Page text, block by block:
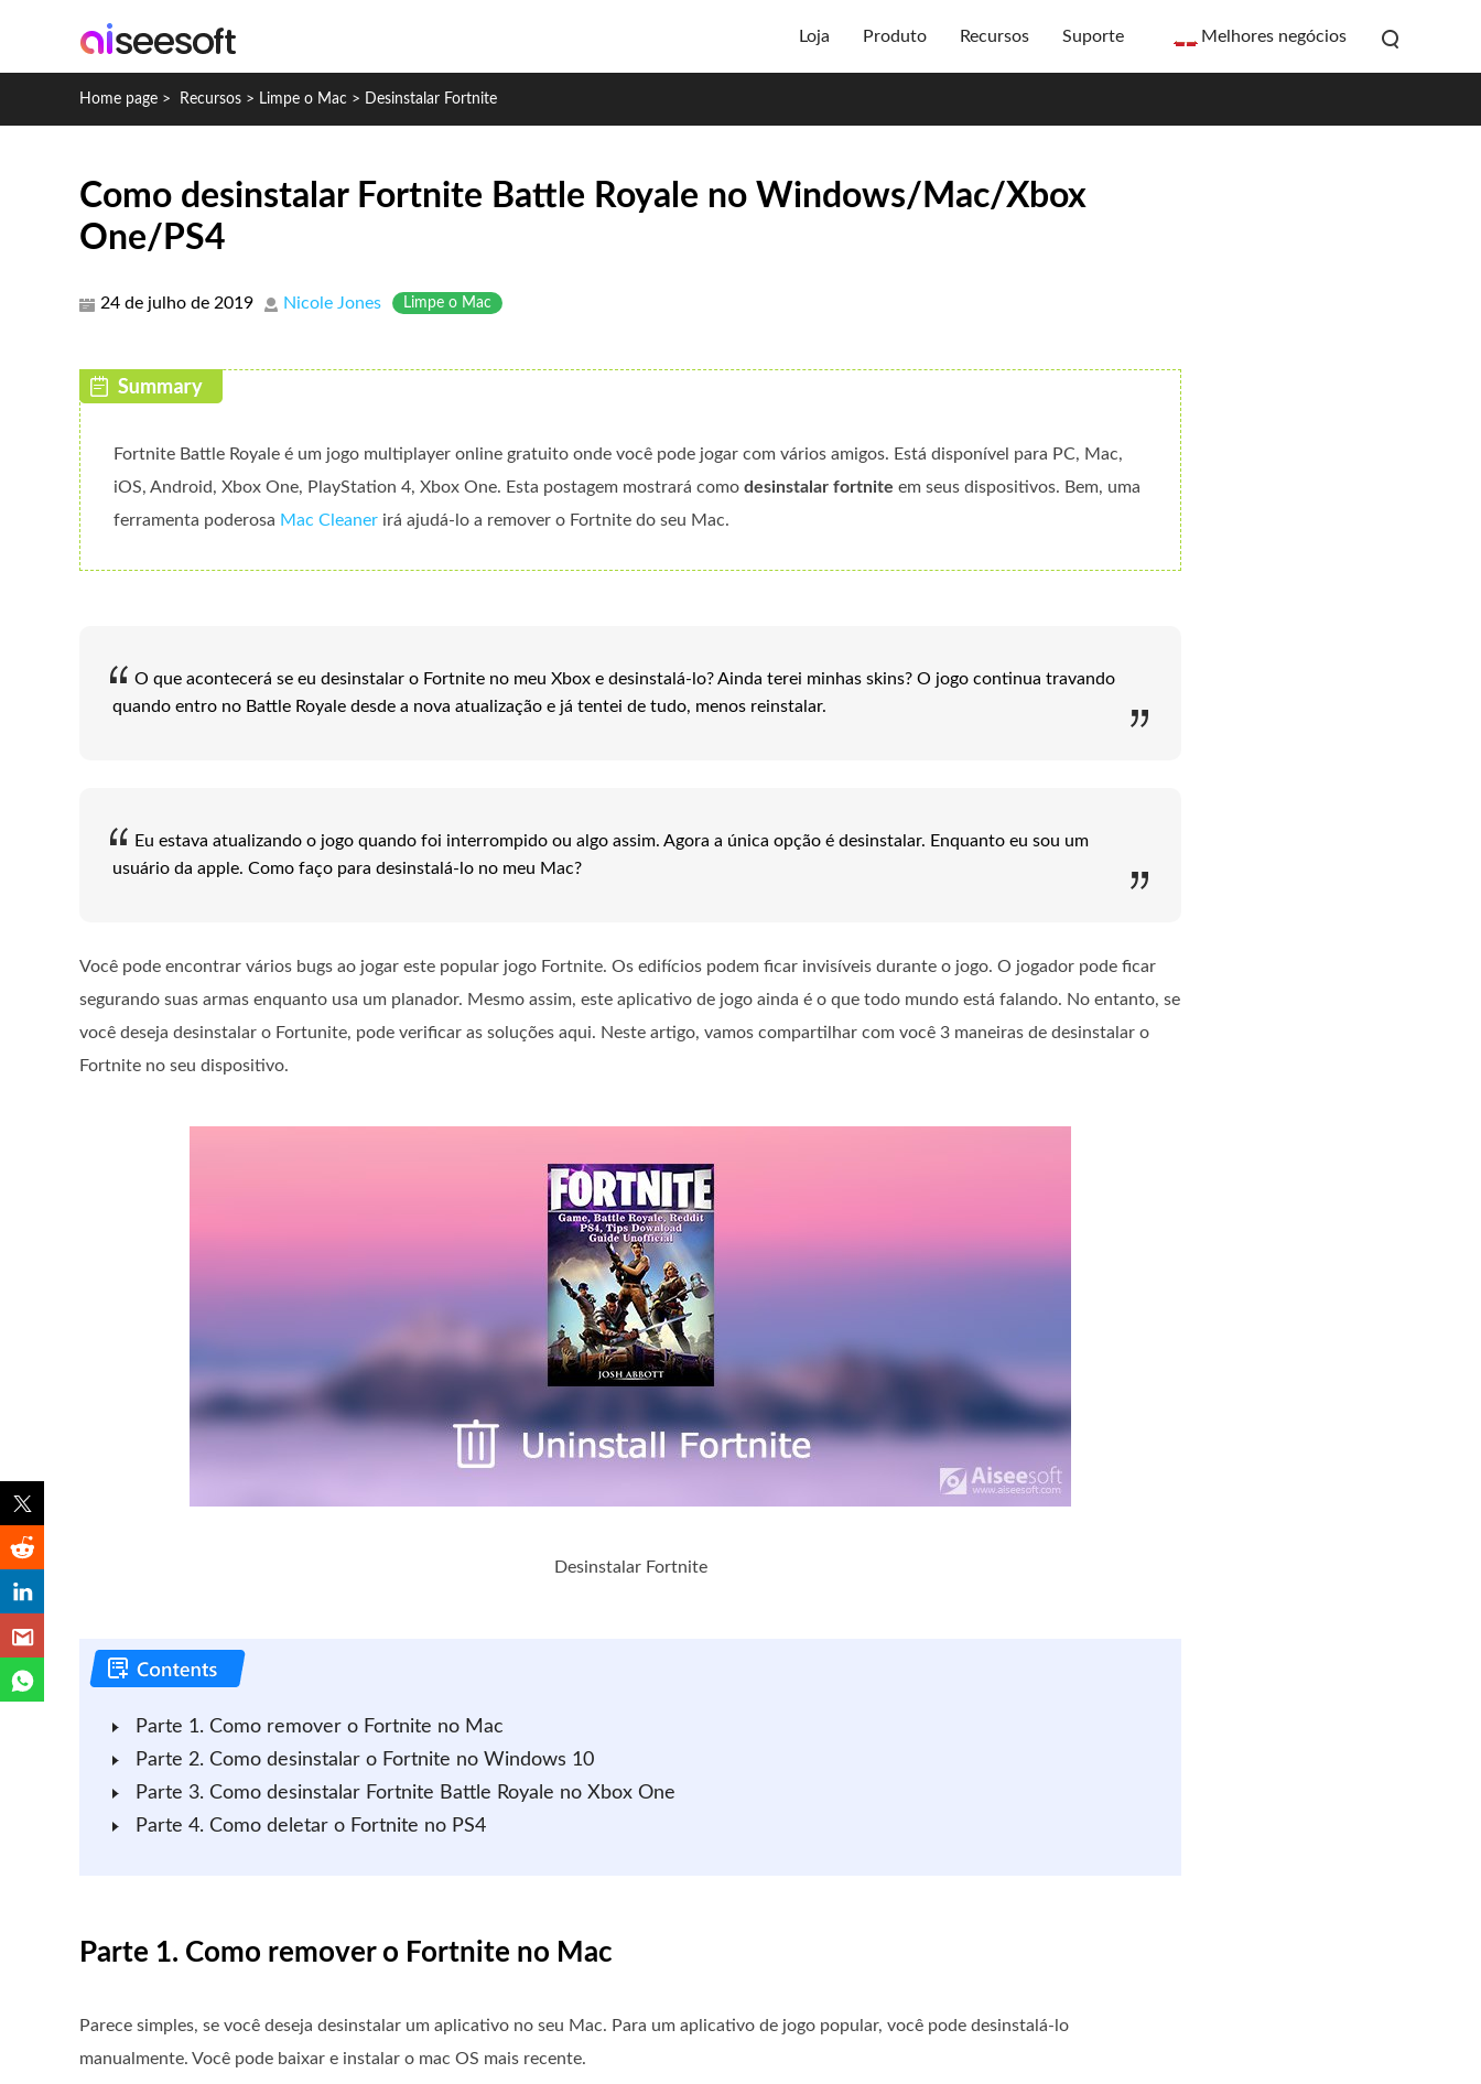
Loja Produto Recursos Suporte Melhores negócios
Home page > Recursos > Limpe o Mac > Desinstalar Fortnite
Como desinstalar Fortnite Battle Royale no Windows/Mac/Xbox
One/PS4
24 de julho de 2019 Nicole Jones Limpe o Mac
Fortnite Battle Royale é um jogo multiplayer online gratuito onde você pode jogar com vários amigos. Está disponível para PC, Mac,
iOS, Android, Xbox One, PlayStation 4, Xbox One. Esta postagem mostrará como desinstalar fortnite em seus dispositivos. Bem, uma
ferramenta poderosa Mac Cleaner irá ajudá-lo a remover o Fortnite do seu Mac.
O que acontecerá se eu desinstalar o Fortnite no meu Xbox e desinstalá-lo? Ainda terei minhas skins? O jogo continua travando
quando entro no Battle Royale desde a nova atualização e já tentei de tudo, menos reinstalar.
Eu estava atualizando o jogo quando foi interrompido ou algo assim. Agora a única opção é desinstalar. Enquanto eu sou um
usuário da apple. Como faço para desinstalá-lo no meu Mac?
Você pode encontrar vários bugs ao jogar este popular jogo Fortnite. Os edifícios podem ficar invisíveis durante o jogo. O jogador pode ficar
segurando suas armas enquanto usa um planador. Mesmo assim, este aplicativo de jogo ainda é o que todo mundo está falando. No entanto, se
você deseja desinstalar o Fortunite, pode verificar as soluções aqui. Neste artigo, vamos compartilhar com você 3 maneiras de desinstalar o
Fortnite no seu dispositivo.
Desinstalar Fortnite
Parte 1. Como remover o Fortnite no Mac
Parte 2. Como desinstalar o Fortnite no Windows 10
Parte 3. Como desinstalar Fortnite Battle Royale no Xbox One
Parte 4. Como deletar o Fortnite no PS4
Parte 1. Como remover o Fortnite no Mac
Parece simples, se você deseja desinstalar um aplicativo no seu Mac. Para um aplicativo de jogo popular, você pode desinstalá-lo
manualmente. Você pode baixar e instalar o mac OS mais recente.